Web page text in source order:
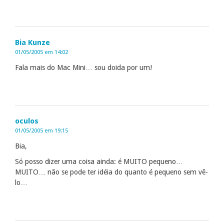
Bia Kunze
01/05/2005 em 14:02
Fala mais do Mac Mini… sou doida por um!
oculos
01/05/2005 em 19:15
Bia,
Só posso dizer uma coisa ainda: é MUITO pequeno…
MUITO… não se pode ter idéia do quanto é pequeno sem vê-
lo…